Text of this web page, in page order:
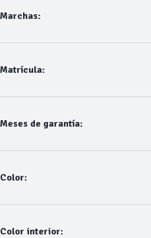
Marchas:
Matrícula:
Meses de garantía:
Color:
Color interior: